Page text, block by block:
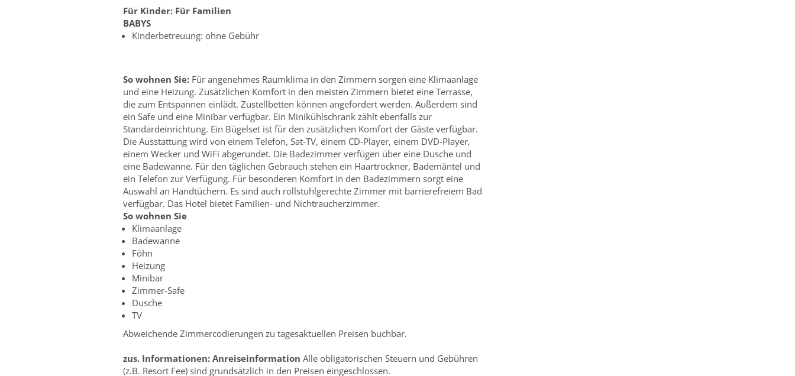
Für Kinder: Für Familien
BABYS
Kinderbetreuung: ohne Gebühr
So wohnen Sie: Für angenehmes Raumklima in den Zimmern sorgen eine Klimaanlage
und eine Heizung. Zusätzlichen Komfort in den meisten Zimmern bietet eine Terrasse,
die zum Entspannen einlädt. Zustellbetten können angefordert werden. Außerdem sind
ein Safe und eine Minibar verfügbar. Ein Minikühlschrank zählt ebenfalls zur
Standardeinrichtung. Ein Bügelset ist für den zusätzlichen Komfort der Gäste verfügbar.
Die Ausstattung wird von einem Telefon, Sat-TV, einem CD-Player, einem DVD-Player,
einem Wecker und WiFi abgerundet. Die Badezimmer verfügen über eine Dusche und
eine Badewanne. Für den täglichen Gebrauch stehen ein Haartrockner, Bademäntel und
ein Telefon zur Verfügung. Für besonderen Komfort in den Badezimmern sorgt eine
Auswahl an Handtüchern. Es sind auch rollstuhlgerechte Zimmer mit barrierefreiem Bad
verfügbar. Das Hotel bietet Familien- und Nichtraucherzimmer.
So wohnen Sie
Klimaanlage
Badewanne
Föhn
Heizung
Minibar
Zimmer-Safe
Dusche
TV
Abweichende Zimmercodierungen zu tagesaktuellen Preisen buchbar.
zus. Informationen: Anreiseinformation Alle obligatorischen Steuern und Gebühren
(z.B. Resort Fee) sind grundsätzlich in den Preisen eingeschlossen.